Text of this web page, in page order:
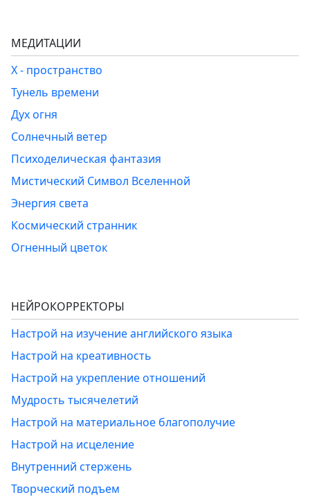
МЕДИТАЦИИ
Х - пространство
Тунель времени
Дух огня
Солнечный ветер
Психоделическая фантазия
Мистический Символ Вселенной
Энергия света
Космический странник
Огненный цветок
НЕЙРОКОРРЕКТОРЫ
Настрой на изучение английского языка
Настрой на креативность
Настрой на укрепление отношений
Мудрость тысячелетий
Настрой на материальное благополучие
Настрой на исцеление
Внутренний стержень
Творческий подъем